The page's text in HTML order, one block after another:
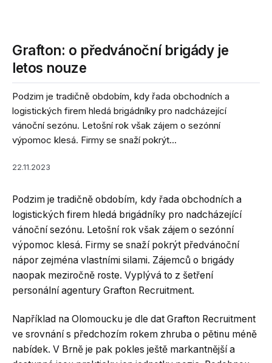
Grafton: o předvánoční brigády je
letos nouze
Podzim je tradičně obdobím, kdy řada obchodních a
logistických firem hledá brigádníky pro nadcházející
vánoční sezónu. Letošní rok však zájem o sezónní
výpomoc klesá. Firmy se snaží pokrýt...
22.11.2023
Podzim je tradičně obdobím, kdy řada obchodních a
logistických firem hledá brigádníky pro nadcházející
vánoční sezónu. Letošní rok však zájem o sezónní
výpomoc klesá. Firmy se snaží pokrýt předvánoční
nápor zejména vlastními silami. Zájemců o brigády
naopak meziročně roste. Vyplývá to z šetření
personální agentury Grafton Recruitment.
Například na Olomoucku je dle dat Grafton Recruitment
ve srovnání s předchozím rokem zhruba o pětinu méně
nabídek. V Brně je pak pokles ještě markantnější a